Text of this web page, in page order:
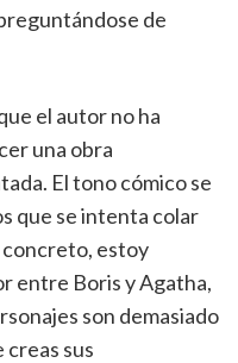
de
el autor no ha
una obra
El tono cómico se
que se intenta colar
concreto, estoy
entre Boris y Agatha,
son demasiado
sus